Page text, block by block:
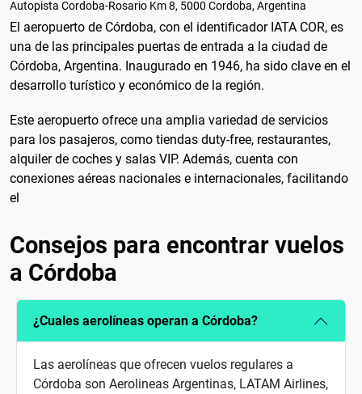
Autopista Cordoba-Rosario Km 8, 5000 Cordoba, Argentina
El aeropuerto de Córdoba, con el identificador IATA COR, es
una de las principales puertas de entrada a la ciudad de
Córdoba, Argentina. Inaugurado en 1946, ha sido clave en el
desarrollo turístico y económico de la región.
Este aeropuerto ofrece una amplia variedad de servicios
para los pasajeros, como tiendas duty-free, restaurantes,
alquiler de coches y salas VIP. Además, cuenta con
conexiones aéreas nacionales e internacionales, facilitando
el
Consejos para encontrar vuelos
a Córdoba
¿Cuales aerolíneas operan a Córdoba?
Las aerolíneas que ofrecen vuelos regulares a
Córdoba son Aerolineas Argentinas, LATAM Airlines,